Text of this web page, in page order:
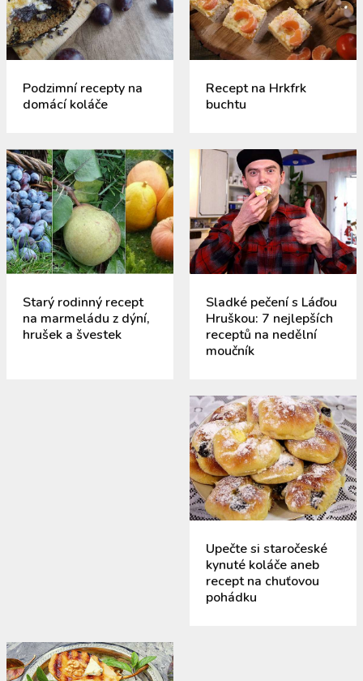
Podzimní recepty na
domácí koláče
Recept na Hrkfrk
buchtu
Starý rodinný recept
na marmeládu z dýní,
hrušek a švestek
Sladké pečení s Láďou
Hruškou: 7 nejlepších
receptů na nedělní
moučník
Upečte si staročeské
kynuté koláče aneb
recept na chuťovou
pohádku